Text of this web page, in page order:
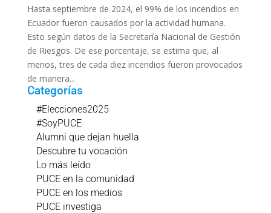
Hasta septiembre de 2024, el 99% de los incendios en
Ecuador fueron causados por la actividad humana.
Esto según datos de la Secretaría Nacional de Gestión
de Riesgos. De ese porcentaje, se estima que, al
menos, tres de cada diez incendios fueron provocados
de manera...
Categorías
#Elecciones2025
#SoyPUCE
Alumni que dejan huella
Descubre tu vocación
Lo más leído
PUCE en la comunidad
PUCE en los medios
PUCE investiga